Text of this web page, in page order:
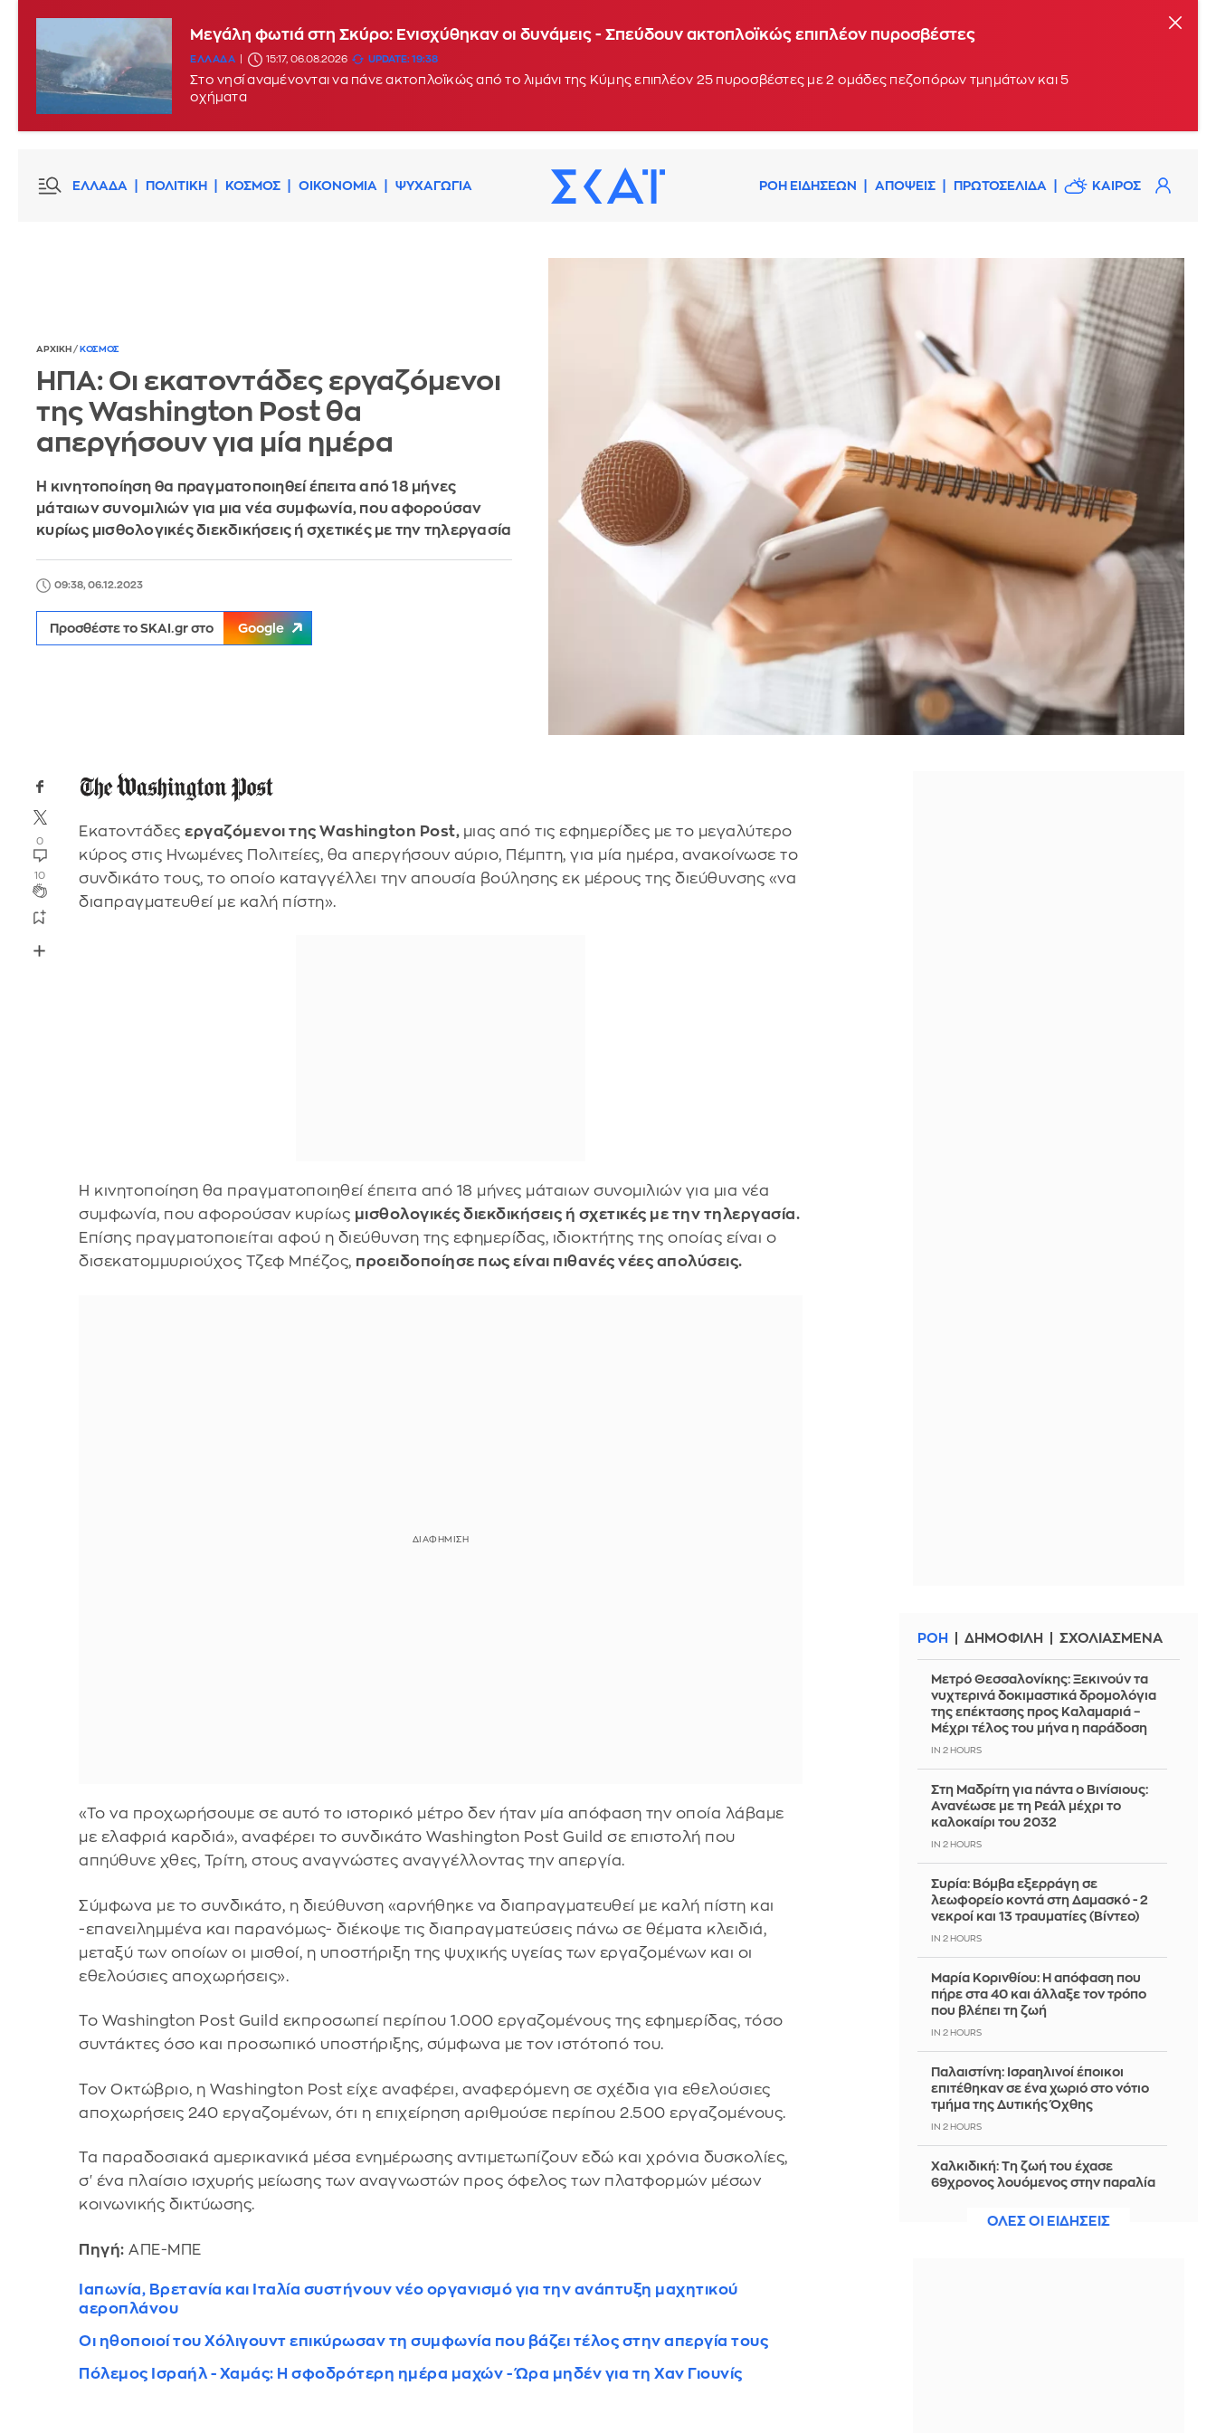
Μεγάλη φωτιά στη Σκύρο: Ενισχύθηκαν οι δυνάμεις - Σπεύδουν ακτοπλοϊκώς επιπλέον πυροσβέστες
ΕΛΛΑΔΑ 15:17, 06.08.2026 UPDATE: 19:38
Στο νησί αναμένονται να πάνε ακτοπλοϊκώς από το λιμάνι της Κύμης επιπλέον 25 πυροσβέστες με 2 ομάδες πεζοπόρων τμημάτων και 5
οχήματα
ΕΛΛΑΔΑ ΠΟΛΙΤΙΚΗ ΚΟΣΜΟΣ ΟΙΚΟΝΟΜΙΑ ΨΥΧΑΓΩΓΙΑ ΡΟΗ ΕΙΔΗΣΕΩΝ ΑΠΟΨΕΙΣ ΠΡΩΤΟΣΕΛΙΔΑ ΚΑΙΡΟΣ
ΑΡΧΙΚΗ / ΚΟΣΜΟΣ
ΗΠΑ: Οι εκατοντάδες εργαζόμενοι
της Washington Post θα
απεργήσουν για μία ημέρα
Η κινητοποίηση θα πραγματοποιηθεί έπειτα από 18 μήνες
μάταιων συνομιλιών για μια νέα συμφωνία, που αφορούσαν
κυρίως μισθολογικές διεκδικήσεις ή σχετικές με την τηλεργασία
09:38, 06.12.2023
Προσθέστε το SKAI.gr στο Google
0
10
Εκατοντάδεςεργαζόμενοι της Washington Post, μιας από τις εφημερίδες με το μεγαλύτερο
κύρος στις Ηνωμένες Πολιτείες, θα απεργήσουν αύριο, Πέμπτη, για μία ημέρα, ανακοίνωσε το
συνδικάτο τους, το οποίο καταγγέλλει την απουσία βούλησης εκ μέρους της διεύθυνσης «να
διαπραγματευθεί με καλή πίστη».
Η κινητοποίηση θα πραγματοποιηθεί έπειτα από 18 μήνες μάταιων συνομιλιών για μια νέα
συμφωνία, που αφορούσαν κυρίως μισθολογικές διεκδικήσεις ή σχετικές με την τηλεργασία.
Επίσης πραγματοποιείται αφού η διεύθυνση της εφημερίδας, ιδιοκτήτης της οποίας είναι ο
δισεκατομμυριούχος Τζεφ Μπέζος, προειδοποίησε πως είναι πιθανές νέες απολύσεις.
«Το να προχωρήσουμε σε αυτό το ιστορικό μέτρο δεν ήταν μία απόφαση την οποία λάβαμε
με ελαφριά καρδιά», αναφέρει το συνδικάτο Washington Post Guild σε επιστολή που
απηύθυνε χθες, Τρίτη, στους αναγνώστες αναγγέλλοντας την απεργία.
Σύμφωνα με το συνδικάτο, η διεύθυνση «αρνήθηκε να διαπραγματευθεί με καλή πίστη και
-επανειλημμένα και παρανόμως- διέκοψε τις διαπραγματεύσεις πάνω σε θέματα κλειδιά,
μεταξύ των οποίων οι μισθοί, η υποστήριξη της ψυχικής υγείας των εργαζομένων και οι
εθελούσιες αποχωρήσεις».
Το Washington Post Guild εκπροσωπεί περίπου 1.000 εργαζομένους της εφημερίδας, τόσο
συντάκτες όσο και προσωπικό υποστήριξης, σύμφωνα με τον ιστότοπό του.
Τον Οκτώβριο, η Washington Post είχε αναφέρει, αναφερόμενη σε σχέδια για εθελούσιες
αποχωρήσεις 240 εργαζομένων, ότι η επιχείρηση αριθμούσε περίπου 2.500 εργαζομένους.
Τα παραδοσιακά αμερικανικά μέσα ενημέρωσης αντιμετωπίζουν εδώ και χρόνια δυσκολίες,
σ' ένα πλαίσιο ισχυρής μείωσης των αναγνωστών προς όφελος των πλατφορμών μέσων
κοινωνικής δικτύωσης.
Πηγή: ΑΠΕ-ΜΠΕ
Ιαπωνία, Βρετανία και Ιταλία συστήνουν νέο οργανισμό για την ανάπτυξη μαχητικού
αεροπλάνου
Οι ηθοποιοί του Χόλιγουντ επικύρωσαν τη συμφωνία που βάζει τέλος στην απεργία τους
Πόλεμος Ισραήλ - Χαμάς: Η σφοδρότερη ημέρα μαχών - Ώρα μηδέν για τη Χαν Γιουνίς
ΡΟΗ ΔΗΜΟΦΙΛΗ ΣΧΟΛΙΑΣΜΕΝΑ
Μετρό Θεσσαλονίκης: Ξεκινούν τα
νυχτερινά δοκιμαστικά δρομολόγια
της επέκτασης προς Καλαμαριά –
Μέχρι τέλος του μήνα η παράδοση
IN 2 HOURS
Στη Μαδρίτη για πάντα ο Βινίσιους:
Ανανέωσε με τη Ρεάλ μέχρι το
καλοκαίρι του 2032
IN 2 HOURS
Συρία: Βόμβα εξερράγη σε
λεωφορείο κοντά στη Δαμασκό - 2
νεκροί και 13 τραυματίες (Βίντεο)
IN 2 HOURS
Μαρία Κορινθίου: Η απόφαση που
πήρε στα 40 και άλλαξε τον τρόπο
που βλέπει τη ζωή
IN 2 HOURS
Παλαιστίνη: Ισραηλινοί έποικοι
επιτέθηκαν σε ένα χωριό στο νότιο
τμήμα της Δυτικής Όχθης
IN 2 HOURS
Χαλκιδική: Τη ζωή του έχασε
69χρονος λουόμενος στην παραλία
ΟΛΕΣ ΟΙ ΕΙΔΗΣΕΙΣ